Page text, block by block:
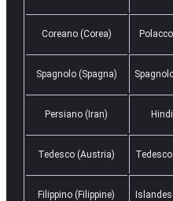
Coreano (Corea)
Spagnolo (Spagna)
Persiano (Iran)
Tedesco (Austria)
Filippino (Filippine)